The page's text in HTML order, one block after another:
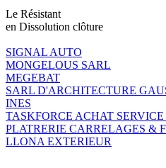
Le Résistant
en Dissolution clôture
SIGNAL AUTO
MONGELOUS SARL
MEGEBAT
SARL D'ARCHITECTURE
INES
TASKFORCE ACHAT
PLATRERIE CARRELAGES &
LLONA EXTERIEUR